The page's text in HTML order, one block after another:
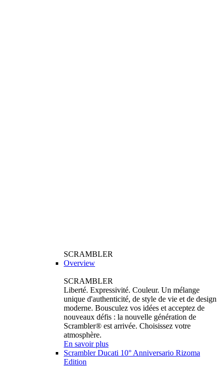
SCRAMBLER
Overview
SCRAMBLER
Liberté. Expressivité. Couleur. Un mélange
unique d'authenticité, de style de vie et de design
moderne. Bousculez vos idées et acceptez de
nouveaux défis : la nouvelle génération de
Scrambler® est arrivée. Choisissez votre
atmosphère.
En savoir plus
Scrambler Ducati 10° Anniversario Rizoma
Edition